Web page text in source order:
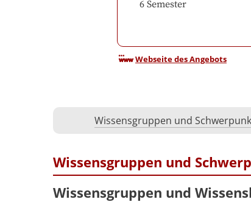
6 Semester
Webseite des Angebots
Wissensgruppen und
Wissensgruppen und
Wissensgruppen und